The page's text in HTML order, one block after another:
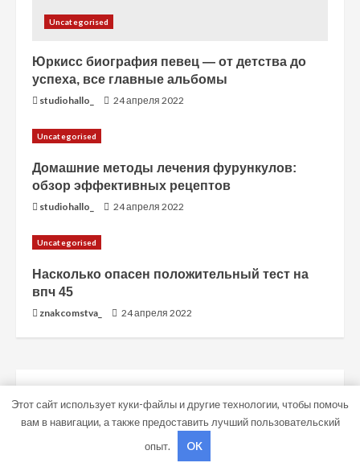
Uncategorised
Юркисс биография певец — от детства до
успеха, все главные альбомы
studiohallo_ 24 апреля 2022
Uncategorised
Домашние методы лечения фурункулов:
обзор эффективных рецептов
studiohallo_ 24 апреля 2022
Uncategorised
Насколько опасен положительный тест на
впч 45
znakcomstva_ 24 апреля 2022
ПОИСК
Этот сайт использует куки-файлы и другие технологии, чтобы помочь
вам в навигации, а также предоставить лучший пользовательский
опыт.
OK